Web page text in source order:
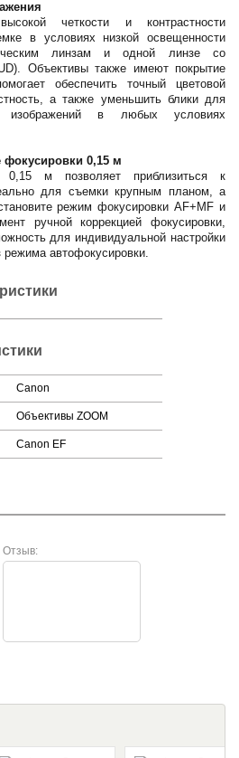
четкости и контрастности
в условиях низкой освещенности
линзам и одной линзе со
Объективы также имеют покрытие
обеспечить точный цветовой
а также уменьшить блики для
изображений в любых условиях
фокусировки 0,15 м
0,15 м позволяет приблизиться к
для съемки крупным планом, а
режим фокусировки AF+MF и
ручной коррекцией фокусировки,
для индивидуальной настройки
автофокусировки.
Canon
Объективы ZOOM
Canon EF
Отзыв: